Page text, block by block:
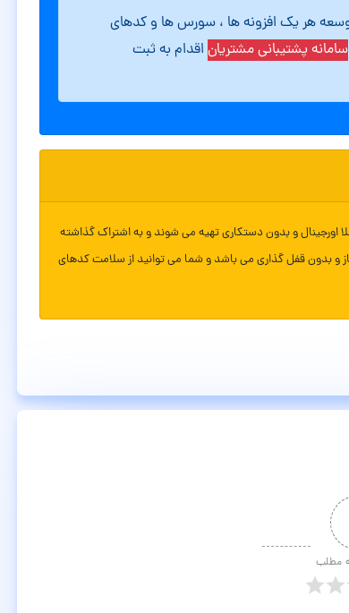
هر یک افزونه ها ، سورس ها و کدهای
سامانه پشتیبانی مشتریان اقدام به ثبت
اورجینال و بدون دستکاری تهیه می شوند و به اشتراک گذاشته
و بدون قفل گذاری می باشد و شما می توانید از سلامت کدهای
مطلب